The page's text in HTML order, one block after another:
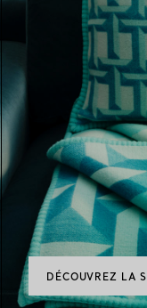
DÉCOUVREZ LA